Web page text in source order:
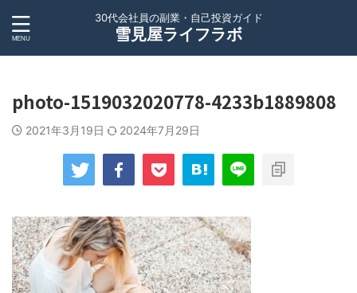
30代会社員の副業・自己投資ガイド
雪見屋ライフラボ
photo-1519032020778-4233b1889808
2021年3月19日 2024年7月29日